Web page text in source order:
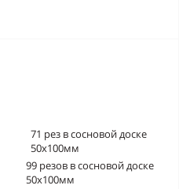
71 рез в сосновой доске
50х100мм
99 резов в сосновой доске
50х100мм